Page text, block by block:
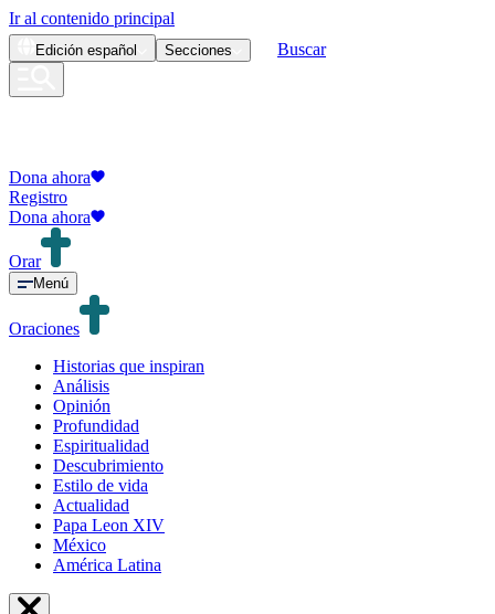
Ir al contenido principal
Edición español Secciones Buscar
Dona ahora
Registro
Dona ahora
Orar
Menú
Oraciones
Historias que inspiran
Análisis
Opinión
Profundidad
Espiritualidad
Descubrimiento
Estilo de vida
Actualidad
Papa Leon XIV
México
América Latina